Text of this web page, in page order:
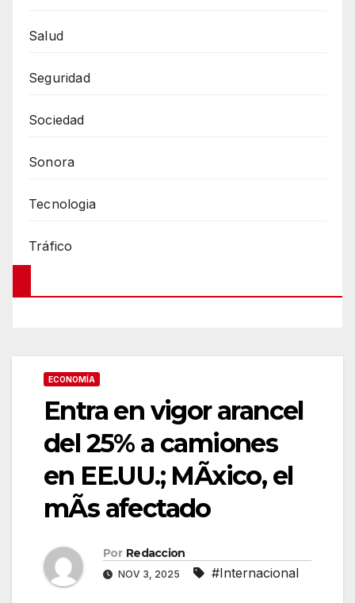
Salud
Seguridad
Sociedad
Sonora
Tecnologia
Tráfico
ECONOMÍA
Entra en vigor arancel
del 25% a camiones
en EE.UU.; MÃxico, el
mÃs afectado
Por Redaccion
NOV 3, 2025 #Internacional